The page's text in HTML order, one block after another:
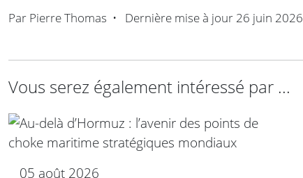
Par Pierre Thomas • Dernière mise à jour 26 juin 2026
Vous serez également intéressé par ...
05 août 2026